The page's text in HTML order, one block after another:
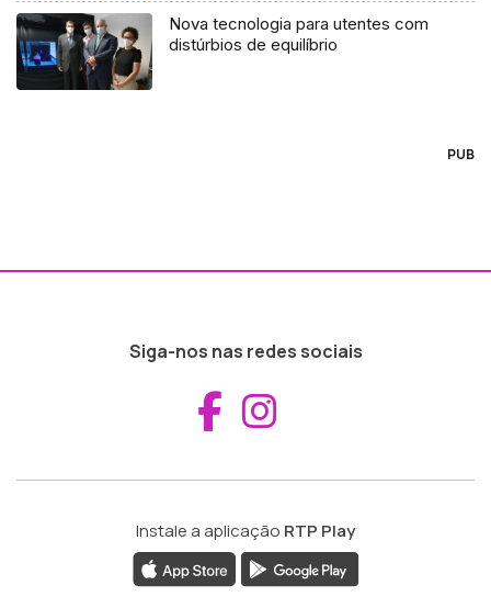
Nova tecnologia para utentes com
distúrbios de equilíbrio
PUB
Siga-nos nas redes sociais
Aceder ao
Instale a aplicação RTP Play